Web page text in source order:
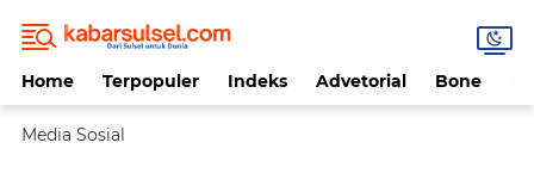
Home Terpopuler Indeks Advetorial Bone
Media Sosial